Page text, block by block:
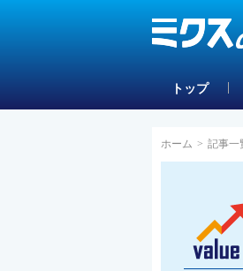
トップ
ホーム > 記事一